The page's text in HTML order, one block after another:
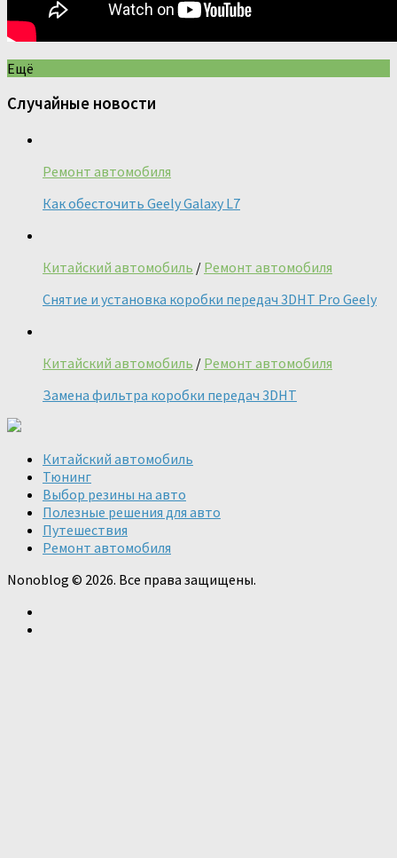
Ещё
Случайные новости
Ремонт автомобиля
Как обесточить Geely Galaxy L7
Китайский автомобиль / Ремонт автомобиля
Снятие и установка коробки передач 3DHT Pro Geely
Китайский автомобиль / Ремонт автомобиля
Замена фильтра коробки передач 3DHT
Китайский автомобиль
Тюнинг
Выбор резины на авто
Полезные решения для авто
Путешествия
Ремонт автомобиля
Nonoblog © 2026. Все права защищены.